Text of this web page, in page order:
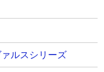
ルスシリーズ